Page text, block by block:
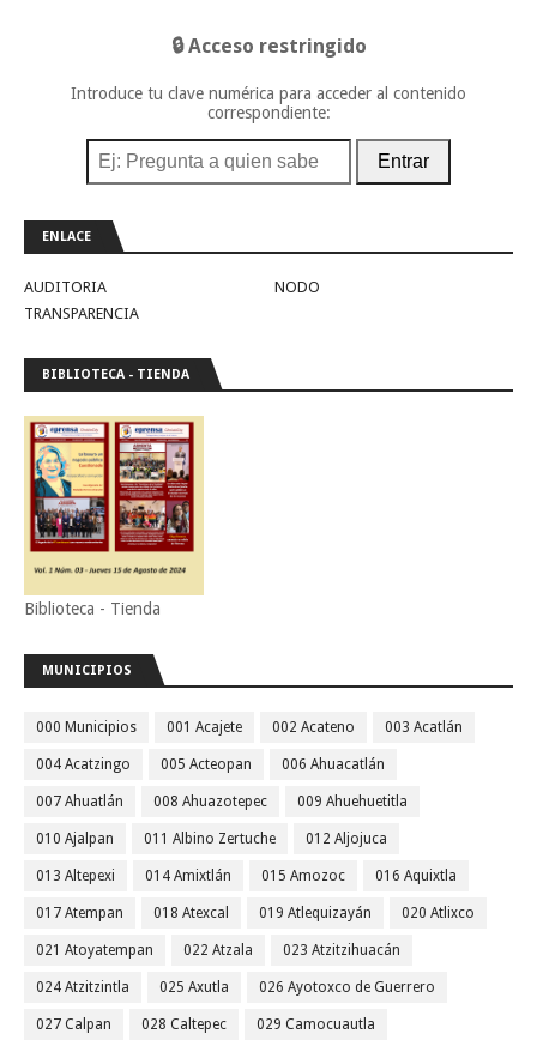
🔒 Acceso restringido
Introduce tu clave numérica para acceder al contenido
correspondiente:
Entrar
ENLACE
AUDITORIA
NODO
TRANSPARENCIA
BIBLIOTECA - TIENDA
Biblioteca - Tienda
MUNICIPIOS
000 Municipios 001 Acajete 002 Acateno 003 Acatlán
004 Acatzingo 005 Acteopan 006 Ahuacatlán
007 Ahuatlán 008 Ahuazotepec 009 Ahuehuetitla
010 Ajalpan 011 Albino Zertuche 012 Aljojuca
013 Altepexi 014 Amixtlán 015 Amozoc 016 Aquixtla
017 Atempan 018 Atexcal 019 Atlequizayán 020 Atlixco
021 Atoyatempan 022 Atzala 023 Atzitzihuacán
024 Atzitzintla 025 Axutla 026 Ayotoxco de Guerrero
027 Calpan 028 Caltepec 029 Camocuautla